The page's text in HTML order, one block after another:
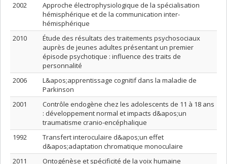
2002
Approche électrophysiologique de la spécialisation
hémisphérique et de la communication inter-
hémisphérique
2010
Étude des résultats des traitements psychosociaux
auprès de jeunes adultes présentant un premier
épisode psychotique : influence des traits de
personnalité
2006
L&apos;apprentissage cognitif dans la maladie de
Parkinson
2001
Contrôle endogène chez les adolescents de 11 à 18 ans
: développement normal et impacts d&apos;un
traumatisme cranio-encéphalique
1992
Transfert interoculaire d&apos;un effet
d&apos;adaptation chromatique monoculaire
2011
Ontogénèse et spécificité de la voix humaine